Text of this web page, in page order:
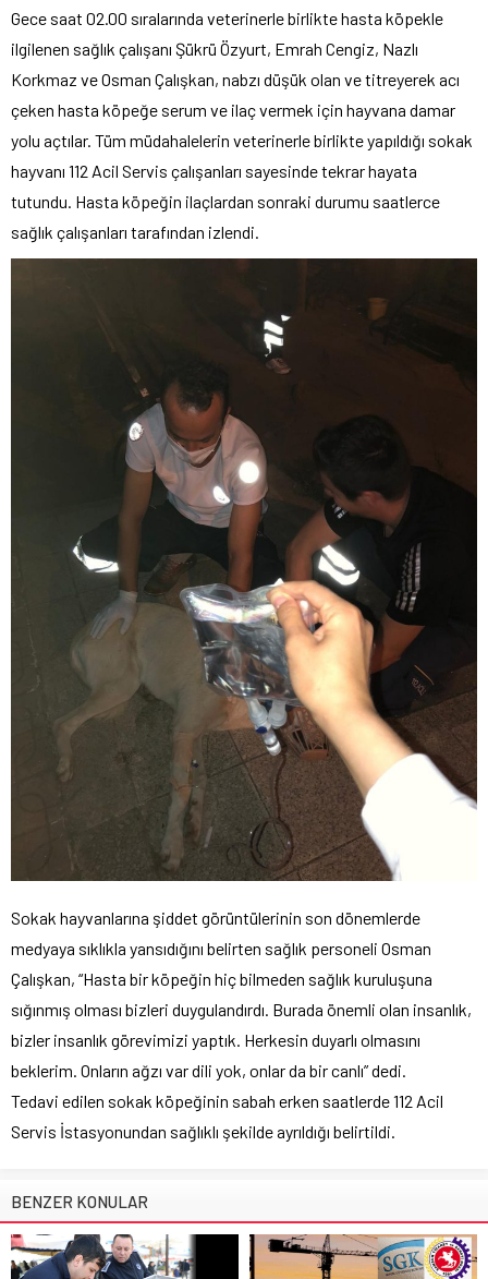
Gece saat 02.00 sıralarında veterinerle birlikte hasta köpekle
ilgilenen sağlık çalışanı Şükrü Özyurt, Emrah Cengiz, Nazlı
Korkmaz ve Osman Çalışkan, nabzı düşük olan ve titreyerek acı
çeken hasta köpeğe serum ve ilaç vermek için hayvana damar
yolu açtılar. Tüm müdahalelerin veterinerle birlikte yapıldığı sokak
hayvanı 112 Acil Servis çalışanları sayesinde tekrar hayata
tutundu. Hasta köpeğin ilaçlardan sonraki durumu saatlerce
sağlık çalışanları tarafından izlendi.
Sokak hayvanlarına şiddet görüntülerinin son dönemlerde
medyaya sıklıkla yansıdığını belirten sağlık personeli Osman
Çalışkan, “Hasta bir köpeğin hiç bilmeden sağlık kuruluşuna
sığınmış olması bizleri duygulandırdı. Burada önemli olan insanlık,
bizler insanlık görevimizi yaptık. Herkesin duyarlı olmasını
beklerim. Onların ağzı var dili yok, onlar da bir canlı” dedi.
Tedavi edilen sokak köpeğinin sabah erken saatlerde 112 Acil
Servis İstasyonundan sağlıklı şekilde ayrıldığı belirtildi.
BENZER KONULAR